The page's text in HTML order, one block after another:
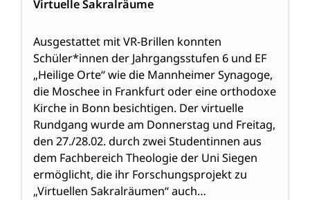
Virtuelle Sakralräume
Ausgestattet mit VR-Brillen konnten
Schüler*innen der Jahrgangsstufen 6 und EF
„Heilige Orte“ wie die Mannheimer Synagoge,
die Moschee in Frankfurt oder eine orthodoxe
Kirche in Bonn besichtigen. Der virtuelle
Rundgang wurde am Donnerstag und Freitag,
den 27./28.02. durch zwei Studentinnen aus
dem Fachbereich Theologie der Uni Siegen
ermöglicht, die ihr Forschungsprojekt zu
„Virtuellen Sakralräumen“ auch…